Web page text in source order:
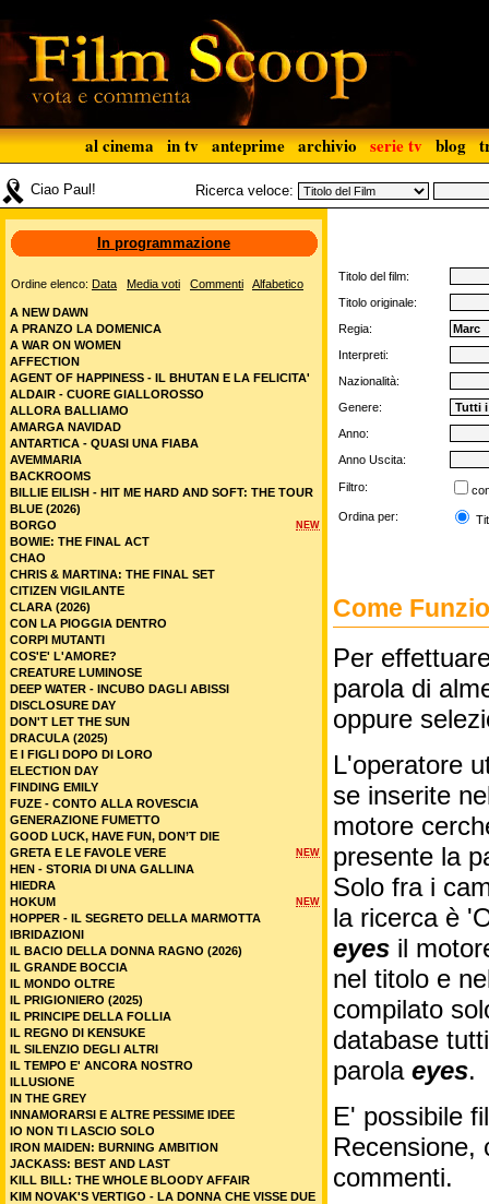
al cinema in tv anteprime archivio serie tv blog
Ciao Paul! Ricerca veloce:
Titolo del film:
Titolo originale:
Regia:
Interpreti:
Nazionalità:
Genere:
Anno:
Anno Uscita:
Filtro:
Ordina per:
Come
Per
parola di
oppure
L'operatore
se inserite
motore
presente la
Solo fra i
la ricerca è
eyes il
nel titolo e
compilato
database
parola eyes.
E' possibile
Recensione,
commenti.
In programmazione
Ordine elenco: Data Media voti Commenti Alfabetico
A NEW DAWN
A PRANZO LA DOMENICA
A WAR ON WOMEN
AFFECTION
AGENT OF HAPPINESS - IL BHUTAN E LA FELICITA'
ALDAIR - CUORE GIALLOROSSO
ALLORA BALLIAMO
AMARGA NAVIDAD
ANTARTICA - QUASI UNA FIABA
AVEMMARIA
BACKROOMS
BILLIE EILISH - HIT ME HARD AND SOFT: THE TOUR
BLUE (2026)
NEW
BORGO
BOWIE: THE FINAL ACT
CHAO
CHRIS & MARTINA: THE FINAL SET
CITIZEN VIGILANTE
CLARA (2026)
CON LA PIOGGIA DENTRO
CORPI MUTANTI
COS'E' L'AMORE?
CREATURE LUMINOSE
DEEP WATER - INCUBO DAGLI ABISSI
DISCLOSURE DAY
DON'T LET THE SUN
DRACULA (2025)
E I FIGLI DOPO DI LORO
ELECTION DAY
FINDING EMILY
FUZE - CONTO ALLA ROVESCIA
GENERAZIONE FUMETTO
GOOD LUCK, HAVE FUN, DON’T DIE
NEW
GRETA E LE FAVOLE VERE
HEN - STORIA DI UNA GALLINA
HIEDRA
NEW
HOKUM
HOPPER - IL SEGRETO DELLA MARMOTTA
IBRIDAZIONI
IL BACIO DELLA DONNA RAGNO (2026)
IL GRANDE BOCCIA
IL MONDO OLTRE
IL PRIGIONIERO (2025)
IL PRINCIPE DELLA FOLLIA
IL REGNO DI KENSUKE
IL SILENZIO DEGLI ALTRI
IL TEMPO E' ANCORA NOSTRO
ILLUSIONE
IN THE GREY
INNAMORARSI E ALTRE PESSIME IDEE
IO NON TI LASCIO SOLO
IRON MAIDEN: BURNING AMBITION
JACKASS: BEST AND LAST
KILL BILL: THE WHOLE BLOODY AFFAIR
KIM NOVAK'S VERTIGO - LA DONNA CHE VISSE DUE